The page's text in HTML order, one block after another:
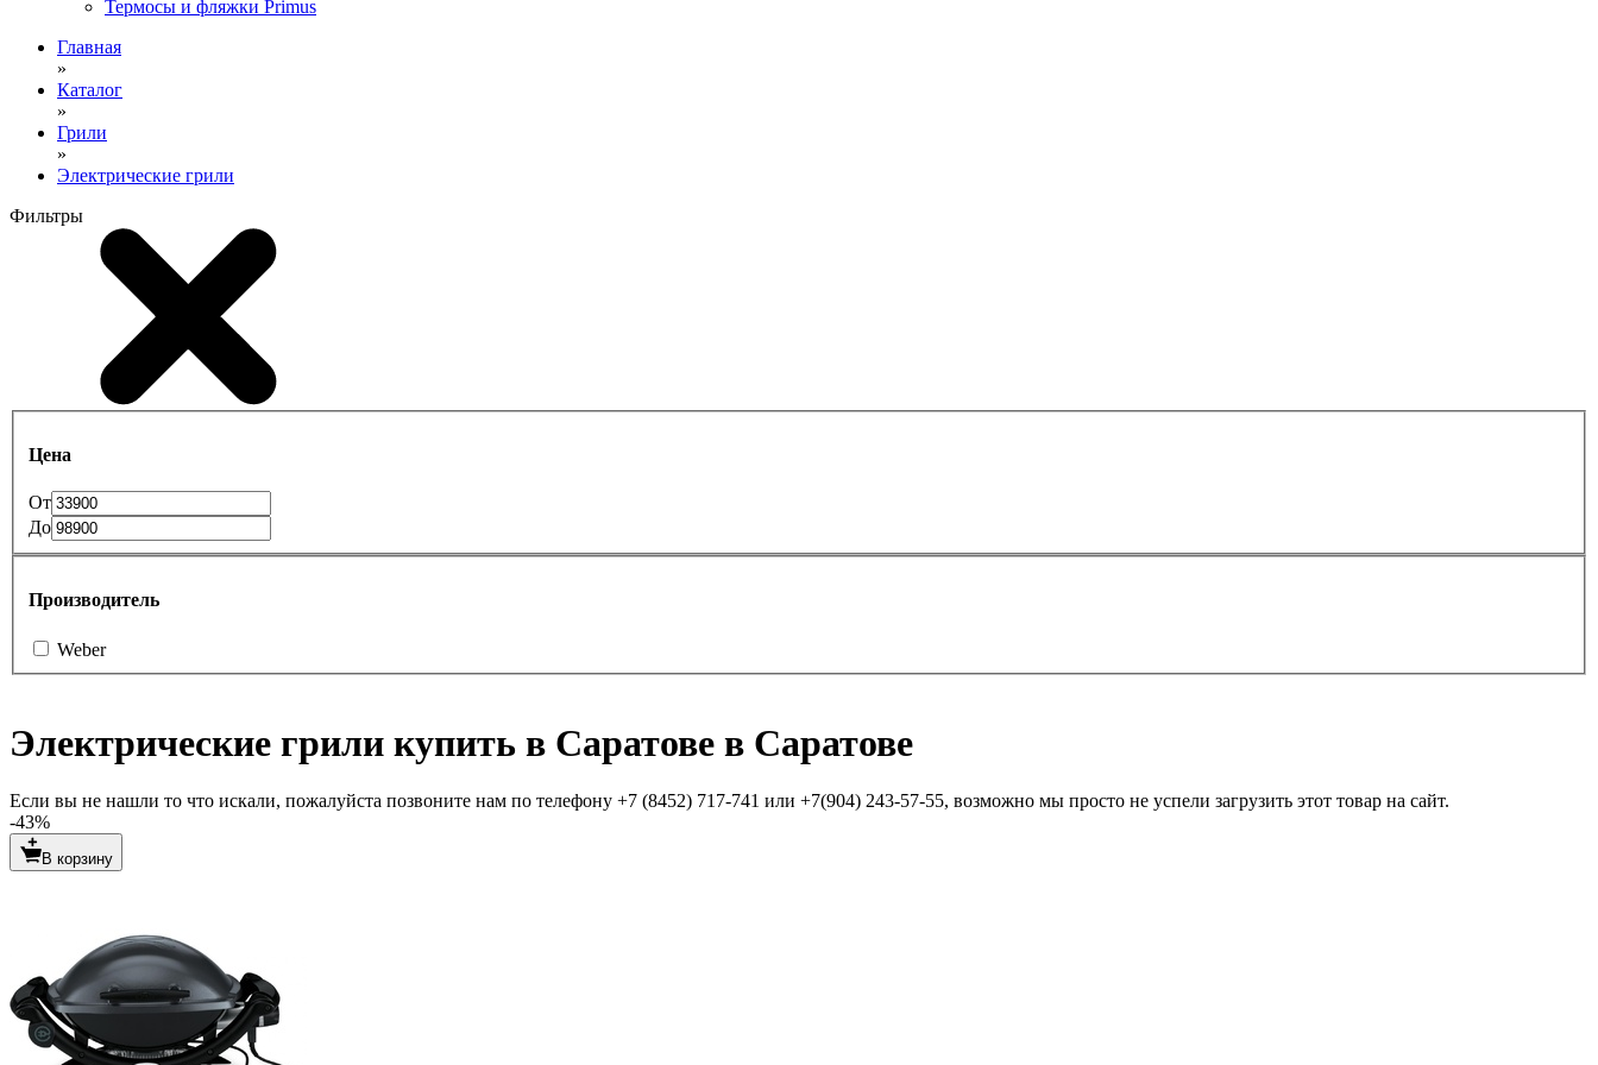
Термосы и фляжки Primus
Главная
»
Каталог
»
Грили
»
Электрические грили
Фильтры
Цена
От
До
Производитель
Weber
Электрические грили купить в Саратове в Саратове
Если вы не нашли то что искали, пожалуйста позвоните нам по телефону +7 (8452) 717-741 или +7(904) 243-57-55, возможно мы просто не успели загрузить этот товар на сайт.
-43%
В корзину